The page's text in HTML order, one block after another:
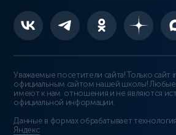
Уважаемые посетители сайта! Только сайт
официальным сайтом нашей школы! Любые
имеют к нам отношения и не являются
официальной информации.
Данные в формах обрабатывает технология
Яндекс